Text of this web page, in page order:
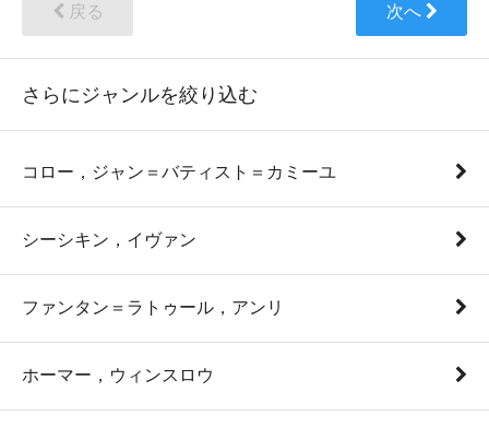
戻る 次へ
さらにジャンルを絞り込む
コロー，ジャン＝バティスト＝カミーユ
シーシキン，イヴァン
ファンタン＝ラトゥール，アンリ
ホーマー，ウィンスロウ